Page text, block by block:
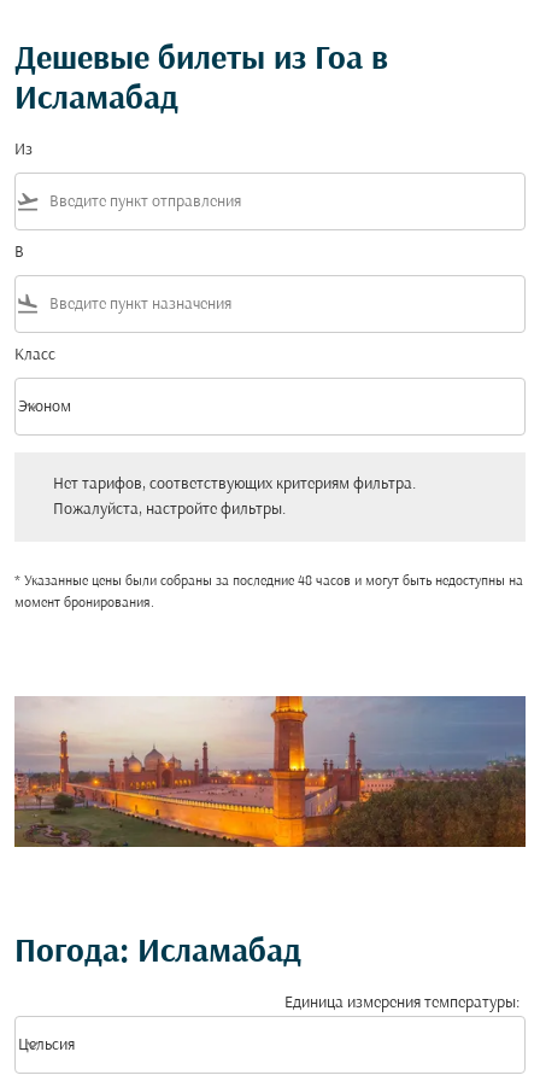
Дешевые билеты из Гоа в
Исламабад
Из
flight_takeoff
В
flight_land
Класс
Класс option Эконом Selected
Эконом
keyboard_arrow_down
Нет тарифов, соответствующих критериям фильтра.
Пожалуйста, настройте фильтры.
* Указанные цены были собраны за последние 48 часов и могут быть недоступны на
момент бронирования.
Погода: Исламабад
Единица измерения температуры:
Цельсия
keyboard_arrow_down